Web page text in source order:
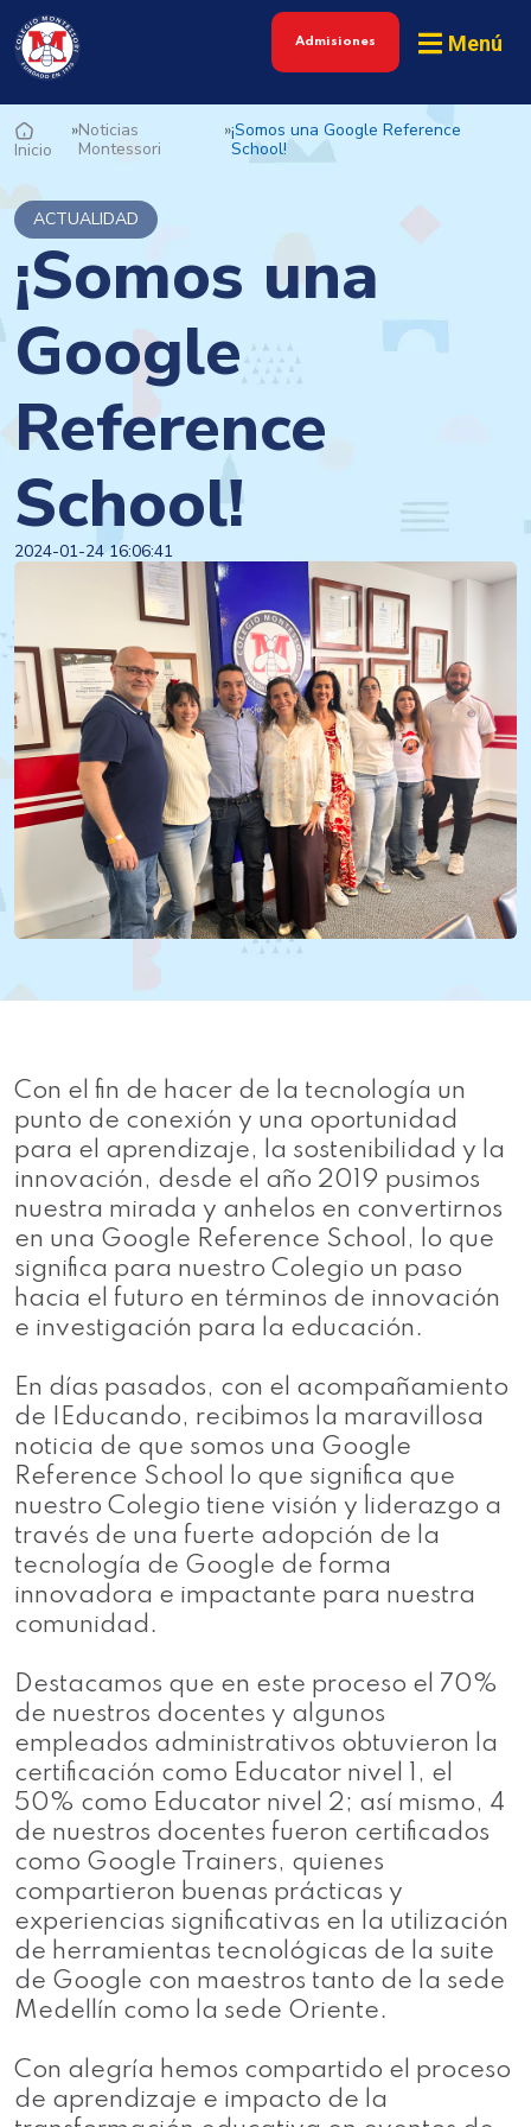
Admisiones Menú
Inicio
»Noticias
Montessori
»¡Somos una Google Reference
School!
ACTUALIDAD
¡Somos una
Google
Reference
School!
2024-01-24 16:06:41
Con el fin de hacer de la tecnología un
punto de conexión y una oportunidad
para el aprendizaje, la sostenibilidad y la
innovación, desde el año 2019 pusimos
nuestra mirada y anhelos en convertirnos
en una Google Reference School, lo que
significa para nuestro Colegio un paso
hacia el futuro en términos de innovación
e investigación para la educación.
En días pasados, con el acompañamiento
de IEducando, recibimos la maravillosa
noticia de que somos una Google
Reference School lo que significa que
nuestro Colegio tiene visión y liderazgo a
través de una fuerte adopción de la
tecnología de Google de forma
innovadora e impactante para nuestra
comunidad.
Destacamos que en este proceso el 70%
de nuestros docentes y algunos
empleados administrativos obtuvieron la
certificación como Educator nivel 1, el
50% como Educator nivel 2; así mismo, 4
de nuestros docentes fueron certificados
como Google Trainers, quienes
compartieron buenas prácticas y
experiencias significativas en la utilización
de herramientas tecnológicas de la suite
de Google con maestros tanto de la sede
Medellín como la sede Oriente.
Con alegría hemos compartido el proceso
de aprendizaje e impacto de la